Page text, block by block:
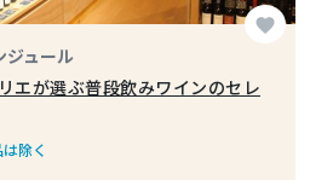
favorite
ジュール
エが選ぶ普段飲みワインのセレ
除く